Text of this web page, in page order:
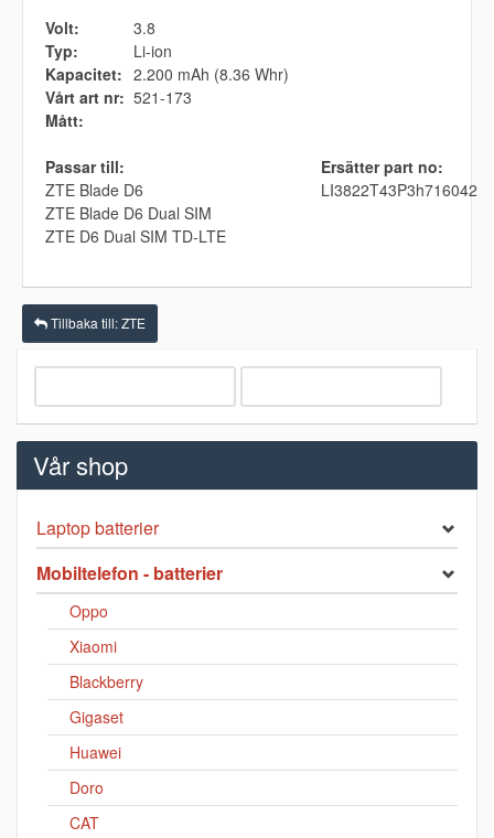
Volt:
3.8
Typ:
Li-ion
Kapacitet: 2.200 mAh (8.36 Whr)
Vårt art nr: 521-173
Mått:
Passar till:
Ersätter part no:
ZTE Blade D6
ZTE Blade D6 Dual SIM
ZTE D6 Dual SIM TD-LTE
LI3822T43P3h716042
Tillbaka till: ZTE
Vår shop
Laptop batterier
Mobiltelefon - batterier
Oppo
Xiaomi
Blackberry
Gigaset
Huawei
Doro
CAT